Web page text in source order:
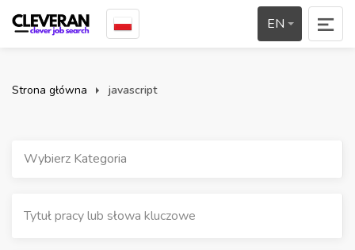
EN
Strona główna javascript
Wybierz Kategoria